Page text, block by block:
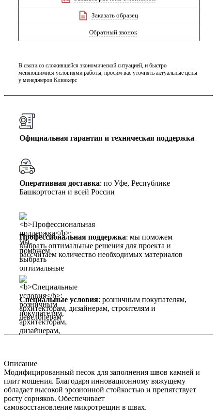
Заказать образец
Обратный звонок
В связи со сложившейся экономической ситуацией, и быстро
меняющимися условиями работы, просим вас уточнять актуальные цены
у менеджеров Клинкерс
Официальная гарантия и техническая поддержка
Оперативная доставка: по Уфе, Республике
Башкортостан и всей России
Профессиональная поддержка: мы поможем
выбрать оптимальные решения для проекта и
рассчитаем количество необходимых материалов
Специальные условия: розничным покупателям,
архитекторам, дизайнерам, строителям и
девелоперам
Описание
Модифицированный песок для заполнения швов камней и
плит мощения. Благодаря инновационному вяжущему
обладает высокой эрозионной стойкостью и препятствует
росту сорняков. Обеспечивает
самовосстановление микротрещин в швах.